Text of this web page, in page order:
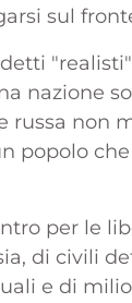
sul
nazione
non
popolo
per le
di civili
e di